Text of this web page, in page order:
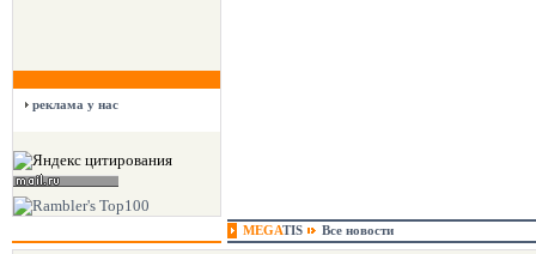
реклама у нас
MEGATIS Все новости